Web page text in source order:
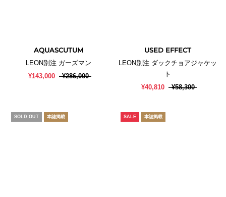
AQUASCUTUM
LEON別注 ガーズマン
¥143,000
¥286,000
USED EFFECT
LEON別注 ダックチョアジャケッ
ト
¥40,810
¥58,300
SOLD OUT 本誌掲載 SALE 本誌掲載